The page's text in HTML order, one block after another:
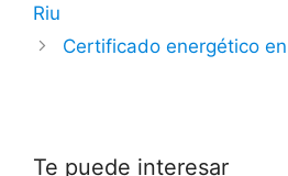
Riu
Certificado energético
Te puede interesar